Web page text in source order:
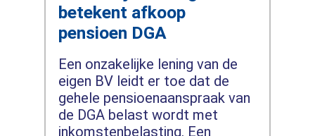
betekent afkoop
pensioen DGA
Een onzakelijke lening van de
eigen BV leidt er toe dat de
gehele pensioenaanspraak van
de DGA belast wordt met
inkomstenbelasting. Een